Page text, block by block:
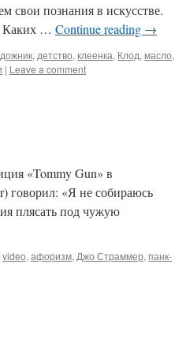
свои познания в искусстве.
Каких … Continue reading →
, детство, клеенка, Клод, масло,
| Leave a comment
«Tommy Gun» в
говорил: «Я не собираюсь
плясать под чужую
video, афоризм, Джо Страммер, панк-